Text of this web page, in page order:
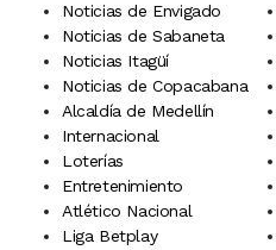
Noticias de Envigado
Noticias de Sabaneta
Noticias Itagüí
Noticias de Copacabana
Alcaldía de Medellín
Internacional
Loterías
Entretenimiento
Atlético Nacional
Liga Betplay